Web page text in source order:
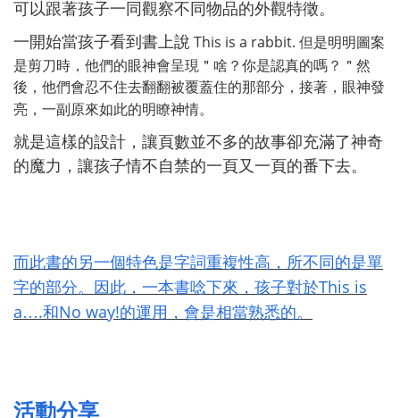
可以跟著孩子一同觀察不同物品的外觀特徵。
一開始當孩子看到書上說 This is a rabbit. 但是明明圖案
是剪刀時，他們的眼神會呈現＂啥？你是認真的嗎？＂然
後，他們會忍不住去翻翻被覆蓋住的那部分，接著，眼神發
亮，一副原來如此的明瞭神情。
就是這樣的設計，讓頁數並不多的故事卻充滿了神奇
的魔力，讓孩子情不自禁的一頁又一頁的番下去。
而此書的另一個特色是字詞重複性高，所不同的是單
字的部分。因此，一本書唸下來，孩子對於This is
a….和No way!的運用，會是相當熟悉的。
活動分享